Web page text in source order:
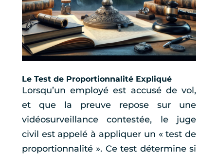
Le Test de Proportionnalité Expliqué
Lorsqu’un employé est accusé de vol,
et que la preuve repose sur une
vidéosurveillance contestée, le juge
civil est appelé à appliquer un « test de
proportionnalité ». Ce test détermine si